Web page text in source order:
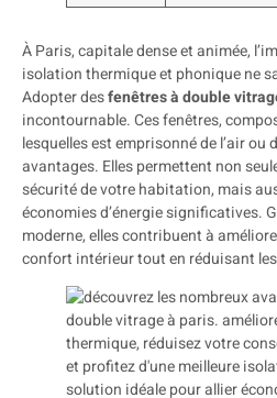
À Paris, capitale dense et animée,
isolation thermique et phonique ne
Adopter desfenêtres à double
incontournable. Ces fenêtres,
lesquelles est emprisonné de l’air
avantages. Elles permettent non
sécurité de votre habitation, mais
économies d’énergie significatives.
moderne, elles contribuent à
confort intérieur tout en réduisant